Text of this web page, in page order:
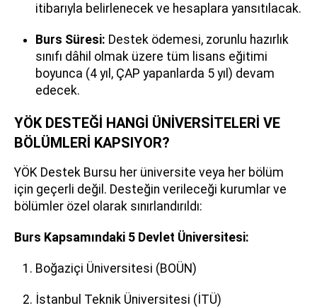
itibarıyla belirlenecek ve hesaplara yansıtılacak.
Burs Süresi: Destek ödemesi, zorunlu hazırlık
sınıfı dâhil olmak üzere tüm lisans eğitimi
boyunca (4 yıl, ÇAP yapanlarda 5 yıl) devam
edecek.
YÖK DESTEĞİ HANGİ ÜNİVERSİTELERİ VE
BÖLÜMLERİ KAPSIYOR?
YÖK Destek Bursu her üniversite veya her bölüm
için geçerli değil. Desteğin verileceği kurumlar ve
bölümler özel olarak sınırlandırıldı:
Burs Kapsamındaki 5 Devlet Üniversitesi:
Boğaziçi Üniversitesi (BOÜN)
İstanbul Teknik Üniversitesi (İTÜ)